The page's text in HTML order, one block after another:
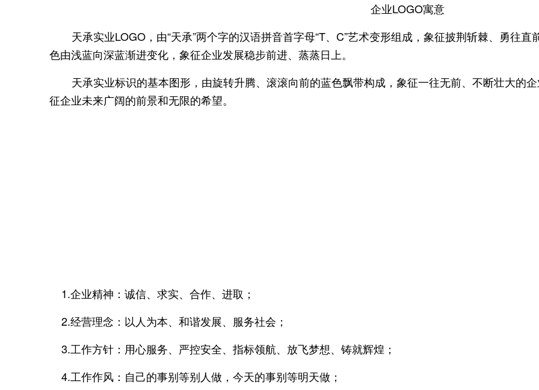
企业LOGO寓意
天承实业LOGO ，由“天承”两个字的汉语拼音首字母“T、C”艺术变形组成，象征披荆斩棘、勇往
色由浅蓝向深蓝渐进变化，象征企业发展稳步前进、蒸蒸日上。
天承实业标识的基本图形，由旋转升腾、滚滚向前的蓝色飘带构成，象征一往无前、不断壮大的
征企业未来广阔的前景和无限的希望。
1.企业精神：诚信、求实、合作、进取；
2.经营理念：以人为本、和谐发展、服务社会；
3.工作方针：用心服务、严控安全、指标领航、放飞梦想、铸就辉煌；
4.工作作风：自己的事别等别人做，今天的事别等明天做；